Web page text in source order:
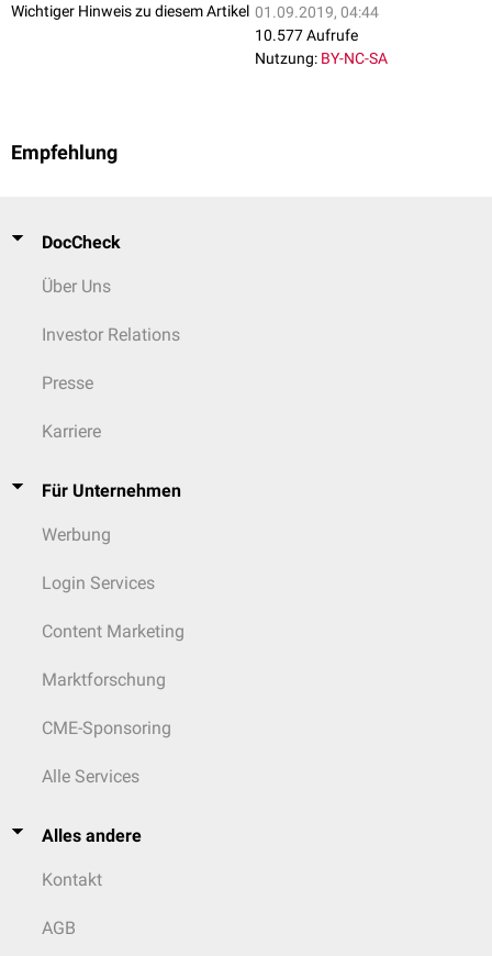
Wichtiger Hinweis zu diesem Artikel 01.09.2019, 04:44
10.577 Aufrufe
Nutzung: BY-NC-SA
Empfehlung
DocCheck
Über Uns
Investor Relations
Presse
Karriere
Für Unternehmen
Werbung
Login Services
Content Marketing
Marktforschung
CME-Sponsoring
Alle Services
Alles andere
Kontakt
AGB